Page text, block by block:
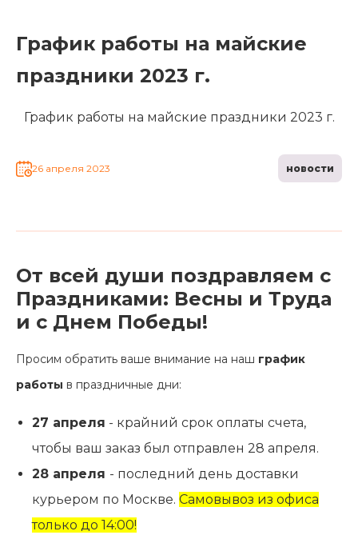
Главная
Каталог
Сотрудничество
Контакты
График работы на майские
праздники 2023 г.
График работы на майские праздники 2023 г.
26 апреля 2023 новости
От всей души поздравляем с
Праздниками: Весны и Труда
и с Днем Победы!
Просим обратить ваше внимание на наш график
работы в праздничные дни:
27 апреля - крайний срок оплаты счета,
чтобы ваш заказ был отправлен 28 апреля.
28 апреля - последний день доставки
курьером по Москве. Самовывоз из офиса
только до 14:00!